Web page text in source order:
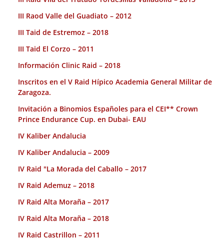
III Raod Valle del Guadiato – 2012
III Taid de Estremoz – 2018
III Taid El Corzo – 2011
Información Clinic Raid – 2018
Inscritos en el V Raid Hípico Academia General Militar de
Zaragoza.
Invitación a Binomios Españoles para el CEI** Crown
Prince Endurance Cup. en Dubai- EAU
IV Kaliber Andalucia
IV Kaliber Andalucia – 2009
IV Raid "La Morada del Caballo – 2017
IV Raid Ademuz – 2018
IV Raid Alta Moraña – 2017
IV Raid Alta Moraña – 2018
IV Raid Castrillon – 2011